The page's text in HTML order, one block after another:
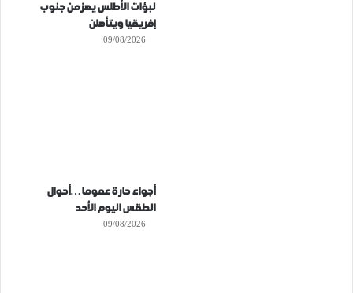
لبؤات الأطلس يهزمن جنوب
إفريقيا ويتأهلن
09/08/2026
أجواء حارة عموما…أحوال
الطقس اليوم الأحد
09/08/2026